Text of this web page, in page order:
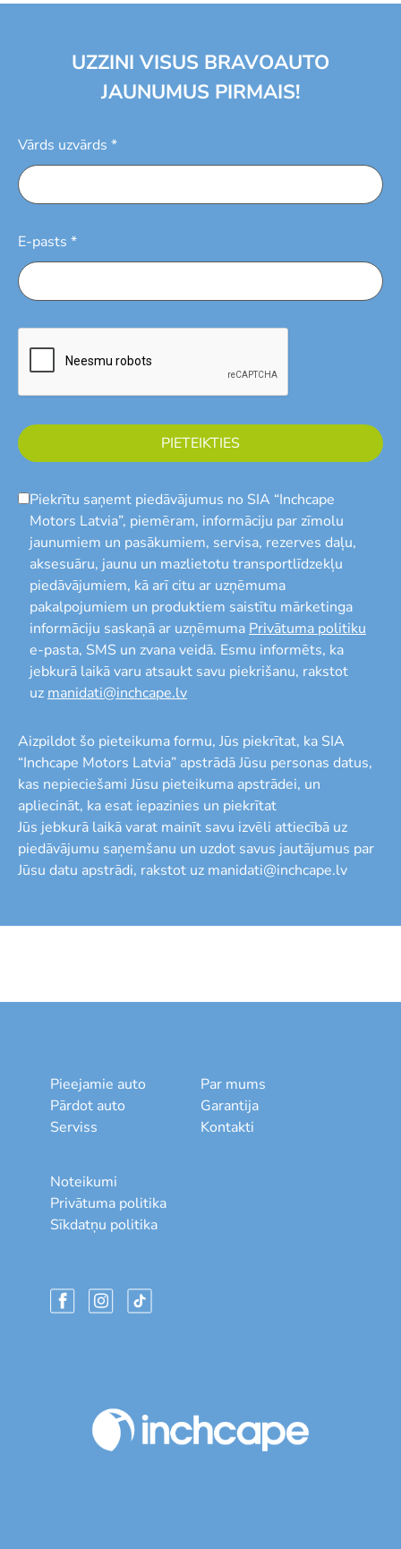
UZZINI VISUS BRAVOAUTO
JAUNUMUS PIRMAIS!
Vārds uzvārds *
E-pasts *
PIETEIKTIES
Piekrītu saņemt piedāvājumus no SIA “Inchcape
Motors Latvia”, piemēram, informāciju par zīmolu
jaunumiem un pasākumiem, servisa, rezerves daļu,
aksesuāru, jaunu un mazlietotu transportlīdzekļu
piedāvājumiem, kā arī citu ar uzņēmuma
pakalpojumiem un produktiem saistītu mārketinga
informāciju saskaņā ar uzņēmuma Privātuma politiku
e-pasta, SMS un zvana veidā. Esmu informēts, ka
jebkurā laikā varu atsaukt savu piekrišanu, rakstot
uz manidati@inchcape.lv
Aizpildot šo pieteikuma formu, Jūs piekrītat, ka SIA
“Inchcape Motors Latvia” apstrādā Jūsu personas datus,
kas nepieciešami Jūsu pieteikuma apstrādei, un
apliecināt, ka esat iepazinies un piekrītat
Jūs jebkurā laikā varat mainīt savu izvēli attiecībā uz
piedāvājumu saņemšanu un uzdot savus jautājumus par
Jūsu datu apstrādi, rakstot uz manidati@inchcape.lv
Pieejamie auto
Pārdot auto
Serviss
Par mums
Garantija
Kontakti
Noteikumi
Privātuma politika
Sīkdatņu politika